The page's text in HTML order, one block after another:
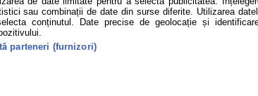
de cookies Echipa editorială Contact
semne. Nicio instituţie sau persoană (site-uri, instituţii
purtătoare de Drepturi de Autor fără acordul
sau combinații de date din surse diferite. Utilizarea
conținutul. Date precise de geolocație și
parteneri (furnizori)